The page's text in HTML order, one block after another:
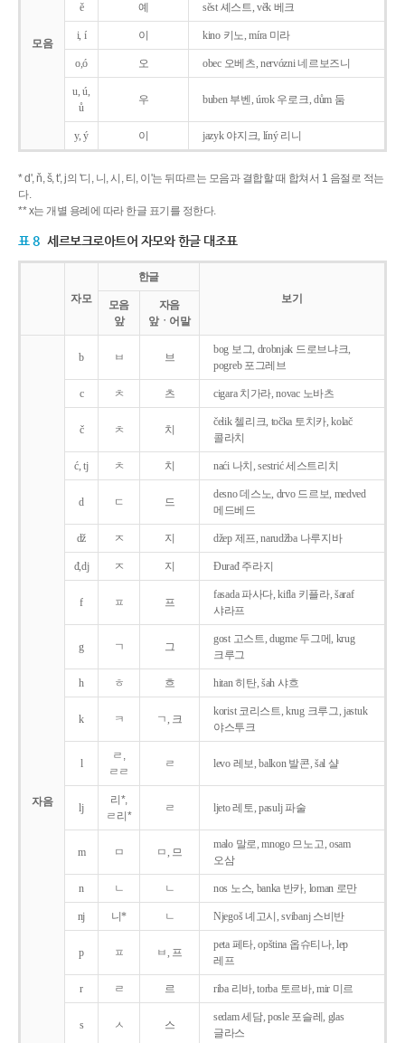
모음
ě 예 sěst 셰스트, věk 베크
i, í 이 kino 키노, míra 미라
o,ó 오 obec 오베츠, nervózni 네르보즈니
u, ú,
ů
우 buben 부벤, úrok 우로크, dům 둠
y, ý 이 jazyk야지크, líný 리니
* d', ň, š, t', j의 '디, 니, 시, 티, 이'는 뒤따르는 모음과 결합할 때 합쳐서 1 음절로 적는
다.
** x는 개별 용례에 따라 한글 표기를 정한다.
표 8 세르보크로아트어 자모와 한글 대조표
자모
한글
보기
모음
앞
자음
앞ㆍ어말
자음
b ㅂ 브
bog 보그, drobnjak 드로브냐크,
pogreb 포그레브
c ㅊ 츠 cigara 치가라, novac 노바츠
č ㅊ 치
čelik 첼리크, točka 토치카, kolač
콜라치
ć, tj ㅊ 치 naći 나치, sestrić 세스트리치
d ㄷ 드
desno 데스노, drvo 드르보, medved
메드베드
dž ㅈ 지 džep 제프, narudžba 나루지바
đ,dj ㅈ 지 Ðurađ 주라지
f ㅍ 프
fasada 파사다, kifla 키플라, šaraf
샤라프
g ㄱ 그
gost 고스트, dugme 두그메, krug
크루그
h ㅎ 흐 hitan 히탄, šah 샤흐
k ㅋ ㄱ, 크
korist 코리스트, krug 크루그, jastuk
야스투크
l
ㄹ,
ㄹㄹ
ㄹ levo 레보, balkon 발콘, šal 샬
lj
리*,
ㄹ리*
ㄹ ljeto 레토, pasulj 파술
m ㅁ ㅁ, 므
malo 말로, mnogo 므노고, osam
오삼
n ㄴ ㄴ nos 노스, banka 반카, loman 로만
nj 니* ㄴ Njegoš 녜고시, svibanj 스비반
p ㅍ ㅂ, 프
peta 페타, opština 옵슈티나, lep
레프
r ㄹ 르 riba 리바, torba 토르바, mir 미르
s ㅅ 스
sedam 세담, posle 포슬레, glas
글라스